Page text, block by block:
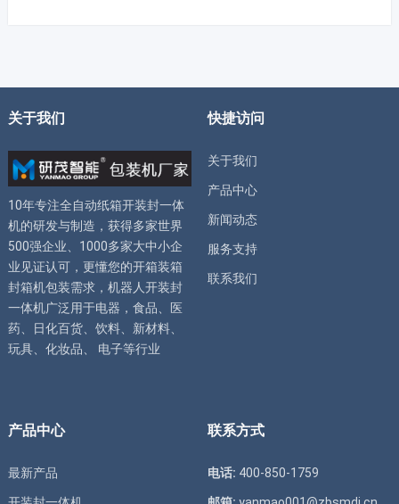
关于我们
10年专注全自动纸箱开装封一体
机的研发与制造，获得多家世界
500强企业、1000多家大中小企
业见证认可，更懂您的开箱装箱
封箱机包装需求， 机器人开装封
一体机广泛用于电器，食品、医
药、日化百货、饮料、新材料、
玩具、化妆品、 电子等行业
快捷访问
关于我们
产品中心
新闻动态
服务支持
联系我们
产品中心
最新产品
联系方式
电话: 400-850-1759